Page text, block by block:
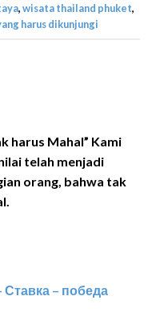
harus Mahal” Kami
telah menjadi
orang, bahwa tak
– победа
,wisata thailand phuket,
harus dikunjungi